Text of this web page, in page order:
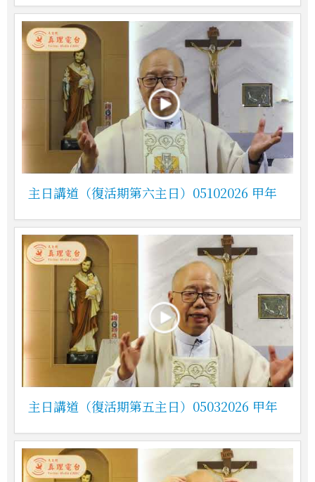
主日講道（復活期第六主日）05102026 甲年
主日講道（復活期第五主日）05032026 甲年